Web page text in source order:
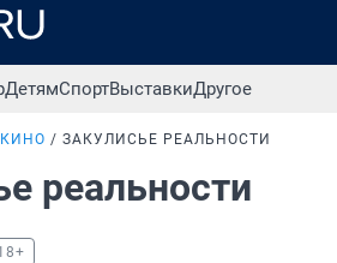
ДетямСпортВыставкиДругое
КИНО ЗАКУЛИСЬЕ РЕАЛЬНОСТИ
реальности